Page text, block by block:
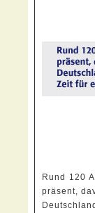
Rund 120
präsent,